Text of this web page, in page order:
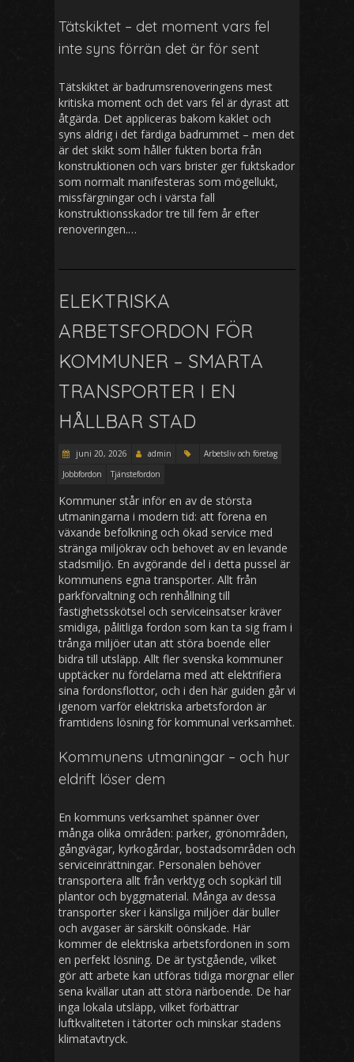
Tätskiktet – det moment vars fel
inte syns förrän det är för sent
Tätskiktet är badrumsrenoveringens mest
kritiska moment och det vars fel är dyrast att
åtgärda. Det appliceras bakom kaklet och
syns aldrig i det färdiga badrummet – men det
är det skikt som håller fukten borta från
konstruktionen och vars brister ger fuktskador
som normalt manifesteras som mögellukt,
missfärgningar och i värsta fall
konstruktionsskador tre till fem år efter
renoveringen.…
ELEKTRISKA
ARBETSFORDON FÖR
KOMMUNER – SMARTA
TRANSPORTER I EN
HÅLLBAR STAD
juni 20, 2026 admin
Arbetsliv och företag
Jobbfordon
Tjänstefordon
Kommuner står inför en av de största
utmaningarna i modern tid: att förena en
växande befolkning och ökad service med
stränga miljökrav och behovet av en levande
stadsmiljö. En avgörande del i detta pussel är
kommunens egna transporter. Allt från
parkförvaltning och renhållning till
fastighetsskötsel och serviceinsatser kräver
smidiga, pålitliga fordon som kan ta sig fram i
trånga miljöer utan att störa boende eller
bidra till utsläpp. Allt fler svenska kommuner
upptäcker nu fördelarna med att elektrifiera
sina fordonsflottor, och i den här guiden går vi
igenom varför elektriska arbetsfordon är
framtidens lösning för kommunal verksamhet.
Kommunens utmaningar – och hur
eldrift löser dem
En kommuns verksamhet spänner över
många olika områden: parker, grönområden,
gångvägar, kyrkogårdar, bostadsområden och
serviceinrättningar. Personalen behöver
transportera allt från verktyg och sopkärl till
plantor och byggmaterial. Många av dessa
transporter sker i känsliga miljöer där buller
och avgaser är särskilt oönskade. Här
kommer de elektriska arbetsfordonen in som
en perfekt lösning. De är tystgående, vilket
gör att arbete kan utföras tidiga morgnar eller
sena kvällar utan att störa närboende. De har
inga lokala utsläpp, vilket förbättrar
luftkvaliteten i tätorter och minskar stadens
klimatavtryck.